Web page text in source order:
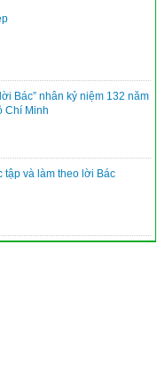
Bác” nhân kỷ niệm 132 năm
Chí Minh
tập và làm theo lời Bác